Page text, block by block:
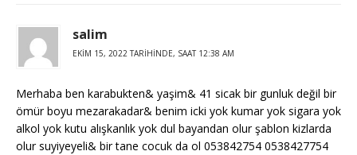
salim
EKIM 15, 2022 TARIHINDE, SAAT 12:38 AM
Merhaba ben karabukten& yaşim& 41 sicak bir gunluk değil bir
ömür boyu mezarakadar& benim icki yok kumar yok sigara yok
alkol yok kutu alışkanlık yok dul bayandan olur şablon kizlarda
olur suyiyeyeli& bir tane cocuk da ol 053842754 0538427754